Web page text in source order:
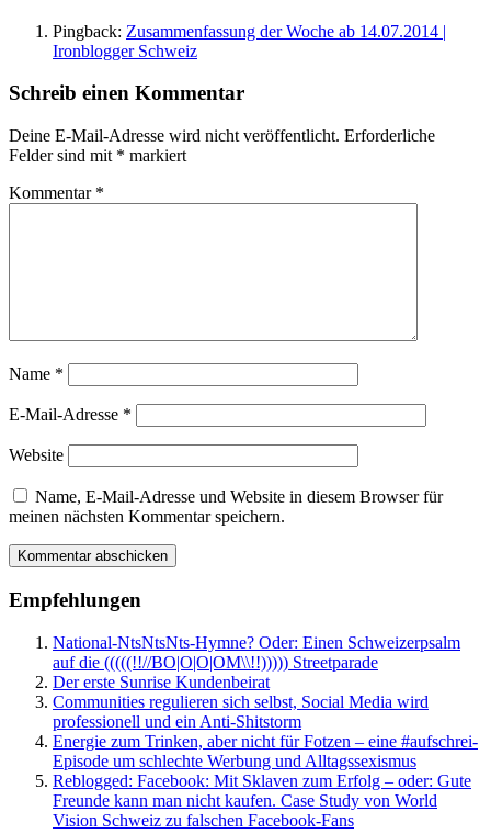
Pingback: Zusammenfassung der Woche ab 14.07.2014 |
Ironblogger Schweiz
Schreib einen Kommentar
Deine E-Mail-Adresse wird nicht veröffentlicht. Erforderliche
Felder sind mit * markiert
Kommentar *
Name *
E-Mail-Adresse *
Website
Name, E-Mail-Adresse und Website in diesem Browser für
meinen nächsten Kommentar speichern.
Empfehlungen
National-NtsNtsNts-Hymne? Oder: Einen Schweizerpsalm
auf die (((((!!//BO|O|O|OM\\!!))))) Streetparade
Der erste Sunrise Kundenbeirat
Communities regulieren sich selbst, Social Media wird
professionell und ein Anti-Shitstorm
Energie zum Trinken, aber nicht für Fotzen – eine #aufschrei-
Episode um schlechte Werbung und Alltagssexismus
Reblogged: Facebook: Mit Sklaven zum Erfolg – oder: Gute
Freunde kann man nicht kaufen. Case Study von World
Vision Schweiz zu falschen Facebook-Fans